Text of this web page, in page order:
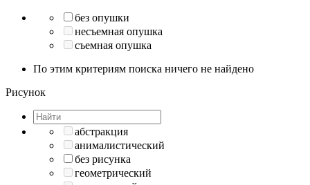
без опушки
несъемная опушка
съемная опушка
По этим критериям поиска ничего не найдено
Рисунок
абстракция
анималистический
без рисунка
геометрический